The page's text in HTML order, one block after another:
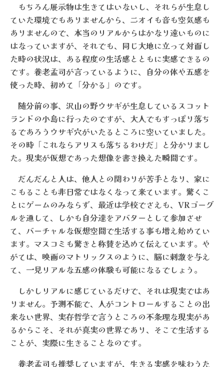
もちろん展示物は生きてはいないし、それらが生息し
ていた環境でもありませんから、ニオイも音も空気感も
ありませんので、本当のリアルからはかなり遠いものに
はなっていますが、それでも、同じ大地に立って対面し
た時の状況は、ある程度の生活感とともに実感できるの
です。養老孟司が言っているように、自分の体や五感を
使った時、初めて「分かる」のです。
随分前の事、沢山の野ウサギが生息しているスコット
ランドの小島に行ったのですが、大人でもすっぽり落ち
るであろうウサギ穴がいたるところに空いていました。
その時「これならアリスも落ちるわけだ」と分かりまし
た。現実が仮想であった想像を書き換えた瞬間です。
だんだんと人は、他人との関わりが苦手となり、家に
こもることも非日常ではなくなって来ています。驚くこ
とにゲームのみならず、最近は学校でさえも、VRゴーグ
ルを通して、しかも自分達をアバターとして参加させ
て、バーチャルな仮想空間で生活する事も増え始めてい
ます。マスコミも驚きと称賛を込めて伝えています。や
がては、映画のマトリックスのように、脳に刺激を与え
て、一見リアルな五感の体験も可能になるでしょう。
しかしリアルに感じているだけで、それは現実ではあ
りません。予測不能で、人がコントロールすることの出
来ない世界、実存哲学で言うところの不条理な現実があ
るからこそ、それが真実の世界であり、そこで生活する
ことが、実際に生きることなのです。
養老孟司も推奨していますが、生きる実感を味わうた